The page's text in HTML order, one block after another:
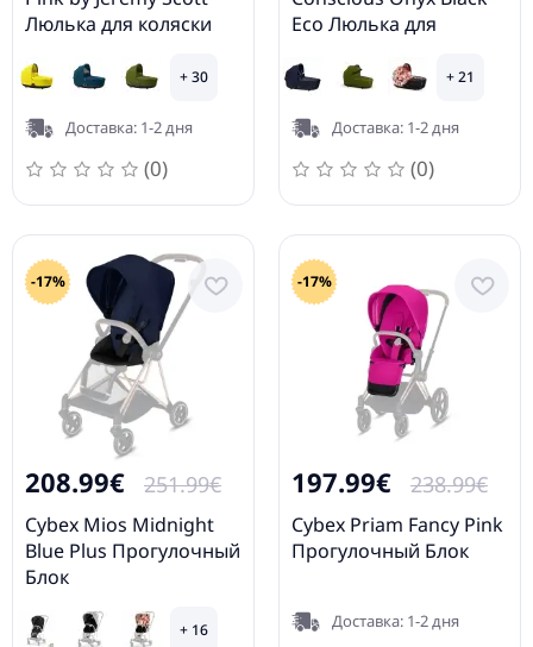
Люлька для коляски
+ 30
Доставка: 1-2 дня
(0)
Eco Люлька для
+ 21
Доставка: 1-2 дня
(0)
-17%
208.99€ 251.99€
Cybex Mios Midnight
Blue Plus Прогулочный
Блок
+ 16
-17%
197.99€ 238.99€
Cybex Priam Fancy Pink
Прогулочный Блок
Доставка: 1-2 дня